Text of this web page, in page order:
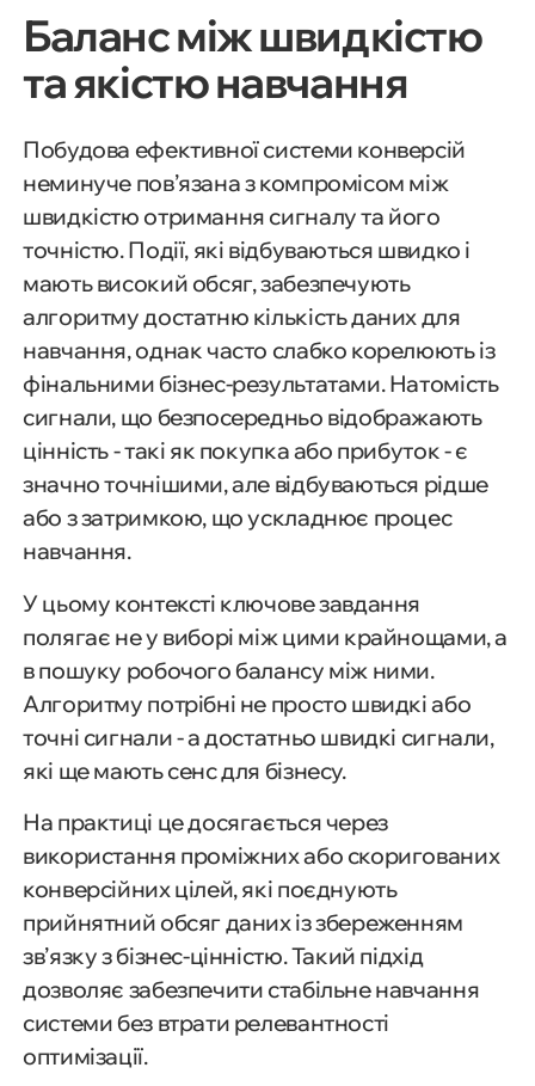
Баланс між швидкістю
та якістю навчання
Побудова ефективної системи конверсій
неминуче пов’язана з компромісом між
швидкістю отримання сигналу та його
точністю. Події, які відбуваються швидко і
мають високий обсяг, забезпечують
алгоритму достатню кількість даних для
навчання, однак часто слабко корелюють із
фінальними бізнес-результатами. Натомість
сигнали, що безпосередньо відображають
цінність - такі як покупка або прибуток - є
значно точнішими, але відбуваються рідше
або з затримкою, що ускладнює процес
навчання.
У цьому контексті ключове завдання
полягає не у виборі між цими крайнощами, а
в пошуку робочого балансу між ними.
Алгоритму потрібні не просто швидкі або
точні сигнали - а достатньо швидкі сигнали,
які ще мають сенс для бізнесу.
На практиці це досягається через
використання проміжних або скоригованих
конверсійних цілей, які поєднують
прийнятний обсяг даних із збереженням
зв’язку з бізнес-цінністю. Такий підхід
дозволяє забезпечити стабільне навчання
системи без втрати релевантності
оптимізації.